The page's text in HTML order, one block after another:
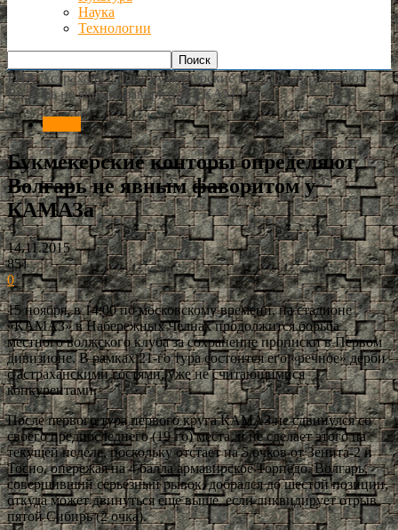
Наука
Технологии
РИА Астрахань Спорт Букмекерские конторы определяют
Волгарь не явным фаворитом у КАМАЗа
Букмекерские конторы определяют
Волгарь не явным фаворитом у
КАМАЗа
14.11.2015
851
0
15 ноября, в 14:00 по московскому времени, на стадионе
«КАМАЗ» в Набережных Челнах продолжится борьба
местного волжского клуба за сохранение прописки в Первом
дивизионе. В рамках 21-го тура состоится его «речное» дерби
с астраханскими гостями, уже не считающимися
конкурентами.
После первого тура первого круга КАМАЗ не сдвинулся со
своего предпоследнего (19-го) места, и не сделает этого на
текущей неделе, поскольку отстает на 5 очков от Зенита-2 и
Тосно, опережая на 4 балла армавирское Торпедо. Волгарь,
совершивший серьезный рывок, добрался до шестой позиции,
откуда может двинуться еще выше, если ликвидирует отрыв
пятой Сибирь (2 очка).